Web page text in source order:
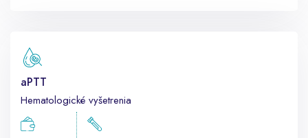
aPTT
Hematologické vyšetrenia